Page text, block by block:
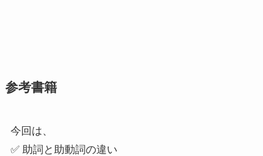
参考書籍
今回は、
✅ 助詞と助動詞の違い